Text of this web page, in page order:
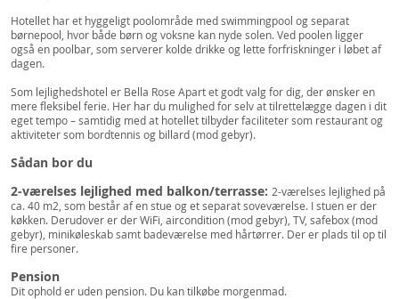
Hotellet har et hyggeligt poolområde med swimmingpool og separat
børnepool, hvor både børn og voksne kan nyde solen. Ved poolen ligger
også en poolbar, som serverer kolde drikke og lette forfriskninger i løbet af
dagen.
Som lejlighedshotel er Bella Rose Apart et godt valg for dig, der ønsker en
mere fleksibel ferie. Her har du mulighed for selv at tilrettelægge dagen i dit
eget tempo – samtidig med at hotellet tilbyder faciliteter som restaurant og
aktiviteter som bordtennis og billard (mod gebyr).
Sådan bor du
2-værelses lejlighed med balkon/terrasse: 2-værelses lejlighed på
ca. 40 m2, som består af en stue og et separat soveværelse. I stuen er der
køkken. Derudover er der WiFi, aircondition (mod gebyr), TV, safebox (mod
gebyr), minikøleskab samt badeværelse med hårtørrer. Der er plads til op til
fire personer.
Pension
Dit ophold er uden pension. Du kan tilkøbe morgenmad.